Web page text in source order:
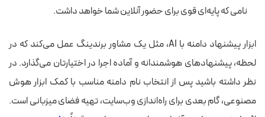
نامی که پایه‌ای قوی برای حضور آنلاین شما خواهد داشت.
ابزار پیشنهاد دامنه با AI، مثل یک مشاور برندینگ عمل می‌کند که در
لحظه، پیشنهادهای هوشمندانه و آماده اجرا در اختیارتان می‌گذارد. در
نظر داشته باشیدپس از انتخاب نام دامنه مناسب با کمک ابزار هوش
مصنوعی، گام بعدی برای راه‌اندازی وب‌سایت، تهیه فضای میزبانی است.